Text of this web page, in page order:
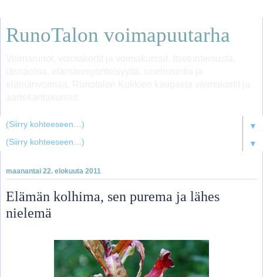
RunoTalon voimapuutarha
▼
▼
maanantai 22. elokuuta 2011
Elämän kolhima, sen purema ja lähes
nielemä